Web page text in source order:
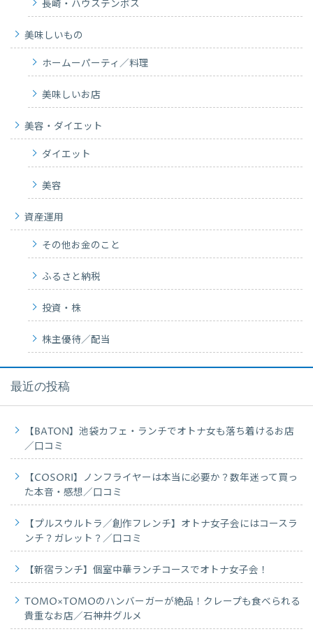
長崎・ハウステンボス
美味しいもの
ホームーパーティ／料理
美味しいお店
美容・ダイエット
ダイエット
美容
資産運用
その他お金のこと
ふるさと納税
投資・株
株主優待／配当
最近の投稿
【BATON】池袋カフェ・ランチでオトナ女も落ち着けるお店
／口コミ
【COSORI】ノンフライヤーは本当に必要か？数年迷って買っ
た本音・感想／口コミ
【プルスウルトラ／創作フレンチ】オトナ女子会にはコースラ
ンチ？ガレット？／口コミ
【新宿ランチ】個室中華ランチコースでオトナ女子会！
TOMO×TOMOのハンバーガーが絶品！クレープも食べられる
貴重なお店／石神井グルメ